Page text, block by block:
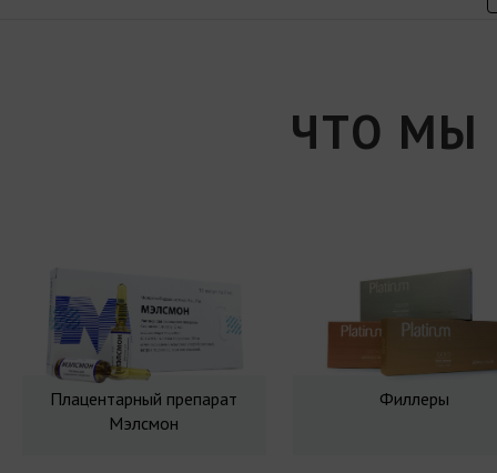
ЧТО МЫ
Плацентарный препарат
Мэлсмон
Филлеры